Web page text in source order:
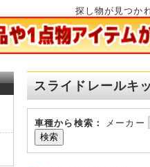
探し物が見つか
スライドレールキ
車種から検索： メーカー